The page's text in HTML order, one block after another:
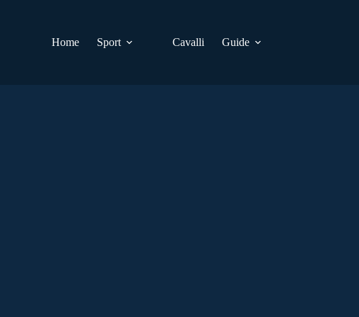
Home
Sport Cavalli Guide